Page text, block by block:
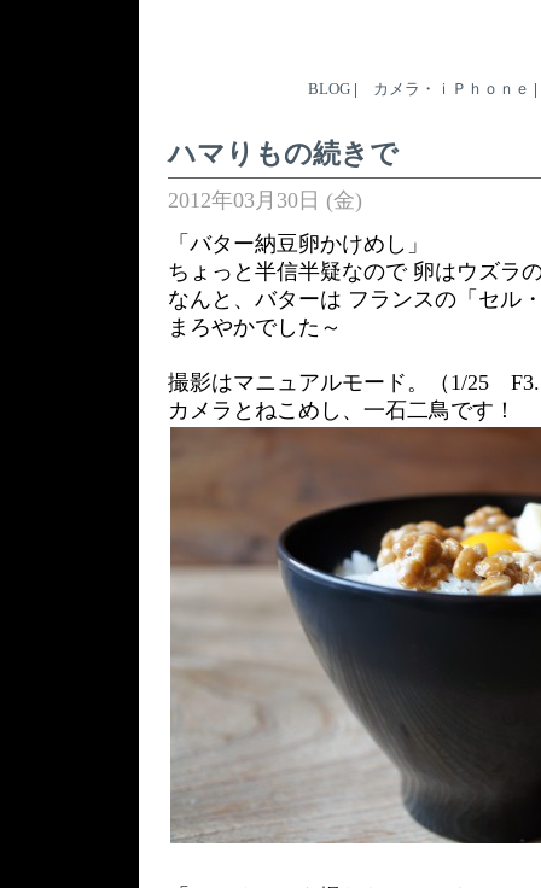
BLOG | カメラ・ｉＰｈｏｎｅ |
ハマりもの続きで
2012年03月30日 (金)
「バター納豆卵かけめし」
ちょっと半信半疑なので 卵はウズラ
なんと、バターは フランスの「セル
まろやかでした～
撮影はマニュアルモード。（1/25
カメラとねこめし、一石二鳥です！